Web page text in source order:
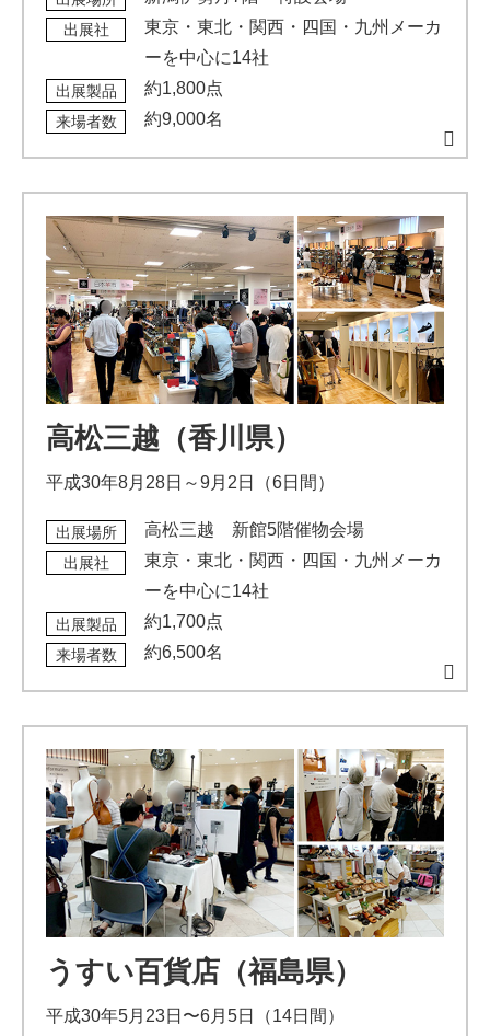
出展社
東京・東北・関西・四国・九州メーカ
ーを中心に14社
出展製品 約1,800点
来場者数 約9,000名
高松三越（香川県）
平成30年8月28日～9月2日（6日間）
出展場所 高松三越 新館5階催物会場
出展社
東京・東北・関西・四国・九州メーカ
ーを中心に14社
出展製品 約1,700点
来場者数 約6,500名
うすい百貨店（福島県）
平成30年5月23日〜6月5日（14日間）